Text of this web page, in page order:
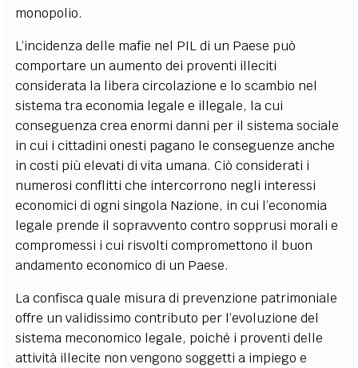
monopolio.
L’incidenza delle mafie nel PIL di un Paese può
comportare un aumento dei proventi illeciti
considerata la libera circolazione e lo scambio nel
sistema tra economia legale e illegale, la cui
conseguenza crea enormi danni per il sistema sociale
in cui i cittadini onesti pagano le conseguenze anche
in costi più elevati di vita umana. Ciò considerati i
numerosi conflitti che intercorrono negli interessi
economici di ogni singola Nazione, in cui l’economia
legale prende il sopravvento contro sopprusi morali e
compromessi i cui risvolti compromettono il buon
andamento economico di un Paese.
La confisca quale misura di prevenzione patrimoniale
offre un validissimo contributo per l’evoluzione del
sistema meconomico legale, poiché i proventi delle
attività illecite non vengono soggetti a impiego e